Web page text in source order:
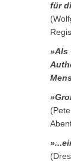
für
»Als